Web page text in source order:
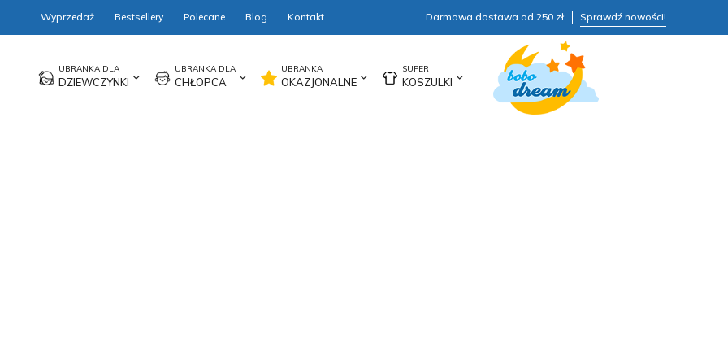
Wyprzedaż Bestsellery Polecane Blog Kontakt Darmowa dostawa od 250 zł Sprawdź nowości!
DZIEWCZYNKI CHŁOPCA OKAZJONALNE KOSZULKI